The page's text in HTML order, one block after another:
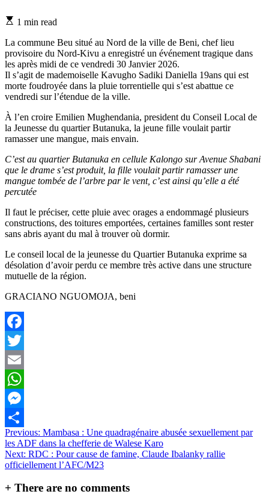
Estimated
time
1 min read
La commune Beu situé au Nord de la ville de Beni, chef lieu
provisoire du Nord-Kivu a enregistré un événement tragique dans
les après midi de ce vendredi 30 Janvier 2026.
Il s’agit de mademoiselle Kavugho Sadiki Daniella 19ans qui est
morte foudroyée dans la pluie torrentielle qui s’est abattue ce
vendredi sur l’étendue de la ville.
À l’en croire Emilien Mughendania, president du Conseil Local de
la Jeunesse du quartier Butanuka, la jeune fille voulait partir
ramasser une mangue, mais envain.
C’est au quartier Butanuka en cellule Kalongo sur Avenue Shabani
que le drame s’est produit, la fille voulait partir ramasser une
mangue tombée de l’arbre par le vent, c’est ainsi qu’elle a été
percutée
Il faut le préciser, cette pluie avec orages a endommagé plusieurs
constructions, des toitures emportées, certaines familles sont rester
sans abris ayant du mal à trouver où dormir.
Le conseil local de la jeunesse du Quartier Butanuka exprime sa
désolation d’avoir perdu ce membre très active dans une structure
mutuelle de la région.
GRACIANO NGUOMOJA, beni
Facebook
Twitter
Email
WhatsApp
Messenger
Partager
Navigation
de
l’article
Previous: Mambasa : Une quadragénaire abusée sexuellement par
les ADF dans la chefferie de Walese Karo
Next: RDC : Pour cause de famine, Claude Ibalanky rallie
officiellement l’AFC/M23
+ There are no comments